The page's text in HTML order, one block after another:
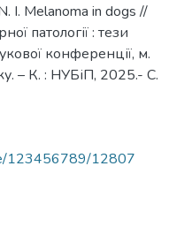
I. Melanoma in dogs //
патології : тези
конференції, м.
– К. : НУБіП, 2025.- С.
123456789/12807